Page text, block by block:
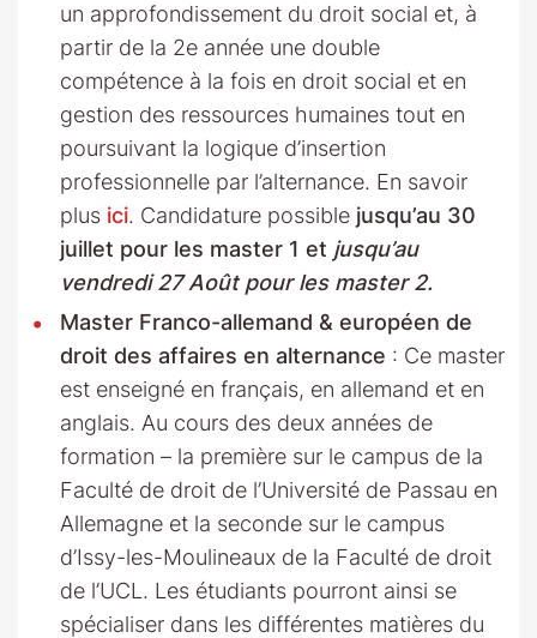
un approfondissement du droit social et, à
partir de la 2e année une double
compétence à la fois en droit social et en
gestion des ressources humaines tout en
poursuivant la logique d’insertion
professionnelle par l’alternance. En savoir
plus ici. Candidature possible jusqu’au 30
juillet pour les master 1 et jusqu’au
vendredi 27 Août pour les master 2.
Master Franco-allemand & européen de
droit des affaires en alternance : Ce master
est enseigné en français, en allemand et en
anglais. Au cours des deux années de
formation – la première sur le campus de la
Faculté de droit de l’Université de Passau en
Allemagne et la seconde sur le campus
d’Issy-les-Moulineaux de la Faculté de droit
de l’UCL. Les étudiants pourront ainsi se
spécialiser dans les différentes matières du